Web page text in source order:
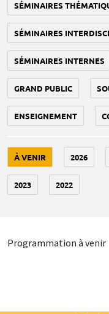
SÉMINAIRES
SÉMINAIRES
SÉMINAIRES INTERNES
GRAND PUBLIC
ENSEIGNEMENT
À VENIR 2026
2023 2022
Programmation à venir